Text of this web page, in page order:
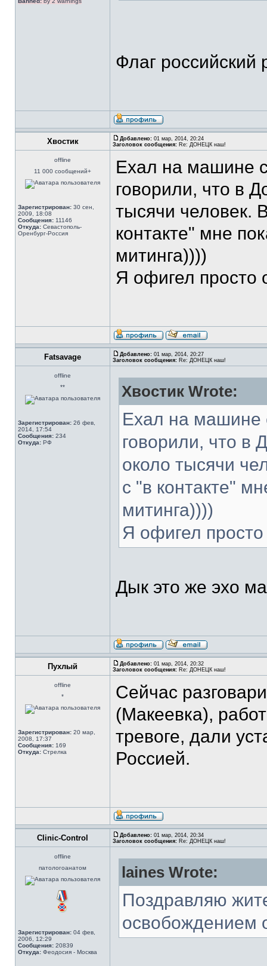
Флаг российский
Хвостик Добавлено: 01 мар, 2014, 20:24
Заголовок сообщения: Re: ДОНЕЦК наш!
offline
11 000 сообщений+
Зарегистрирован: 30 сен,
2009, 18:08
Сообщения: 11146
Откуда: Севастополь-
Оренбург-Россия
Ехал на машине
говорили, что в
тысячи человек.
контакте" мне
митинга))))
Я офигел просто
Fatsavage Добавлено: 01 мар, 2014, 20:27
Заголовок сообщения: Re: ДОНЕЦК наш!
offline
**
Зарегистрирован: 26 фев,
2014, 17:54
Сообщения: 234
Откуда: РФ
Хвостик Wrote:
Ехал на машине
говорили, что в
около тысячи
с "в контакте"
митинга))))
Я офигел
Дык это же эхо
Пухлый Добавлено: 01 мар, 2014, 20:32
Заголовок сообщения: Re: ДОНЕЦК наш!
offline
*
Зарегистрирован: 20 мар,
2008, 17:37
Сообщения: 169
Откуда: Стрелка
Сейчас
(Макеевка),
тревоге, дали
Россией.
Clinic-Control Добавлено: 01 мар, 2014, 20:34
Заголовок сообщения: Re: ДОНЕЦК наш!
offline
патологоанатом
Зарегистрирован: 04 фев,
2006, 12:29
Сообщения: 20839
Откуда: Феодосия - Москва
laines Wrote:
Поздравляю
освобождением